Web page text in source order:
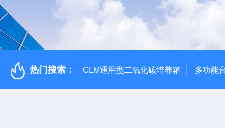
热门搜索： CLM通用型二氧化碳培养箱 多功能